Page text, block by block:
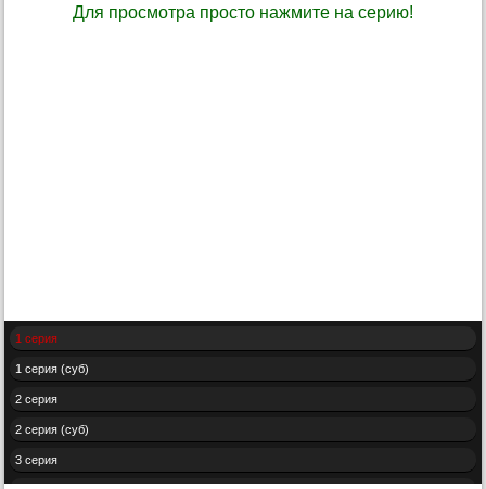
Для просмотра просто нажмите на серию!
1 серия
1 серия (суб)
2 серия
2 серия (суб)
3 серия